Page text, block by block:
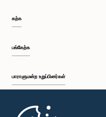
கற்க
பங்கேற்க
பாராளுமன்ற உறுப்பினர்கள்
முதற்பக்கம்